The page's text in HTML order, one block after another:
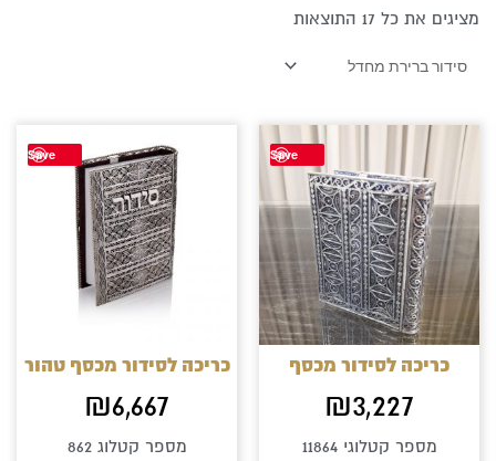
מציגים את כל ⁦17⁩ התוצאות
Save
כריכה לסידור מכסף
₪3,227
מספר קטלוגי 11864
Save
כריכה לסידור מכסף טהור
₪6,667
מספר קטלוג 862